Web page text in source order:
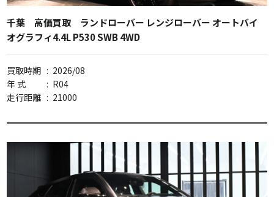
千葉 高価買取 ランドローバー レンジローバー オートバイ
オグラフィ4.4L P530 SWB 4WD
買取時期 : 2026/08
年 式
: R04
走行距離 : 21000